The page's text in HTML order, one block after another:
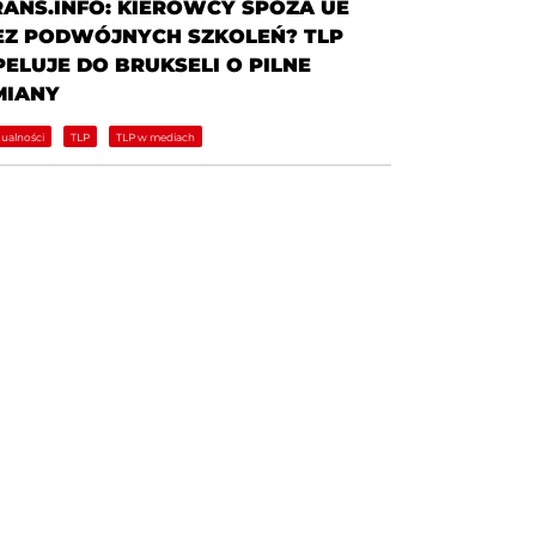
KIEROWCY SPOZA UE
PODWÓJNYCH SZKOLEŃ? TLP
DO BRUKSELI O PILNE
TLP TLP w mediach